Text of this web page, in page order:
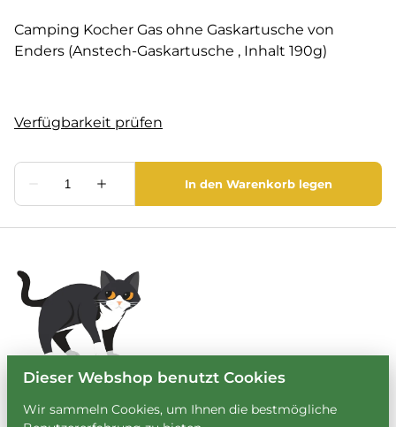
Camping Kocher Gas ohne Gaskartusche von
Enders (Anstech-Gaskartusche , Inhalt 190g)
Dieser Webshop benutzt Cookies
Wir sammeln Cookies, um Ihnen die bestmögliche